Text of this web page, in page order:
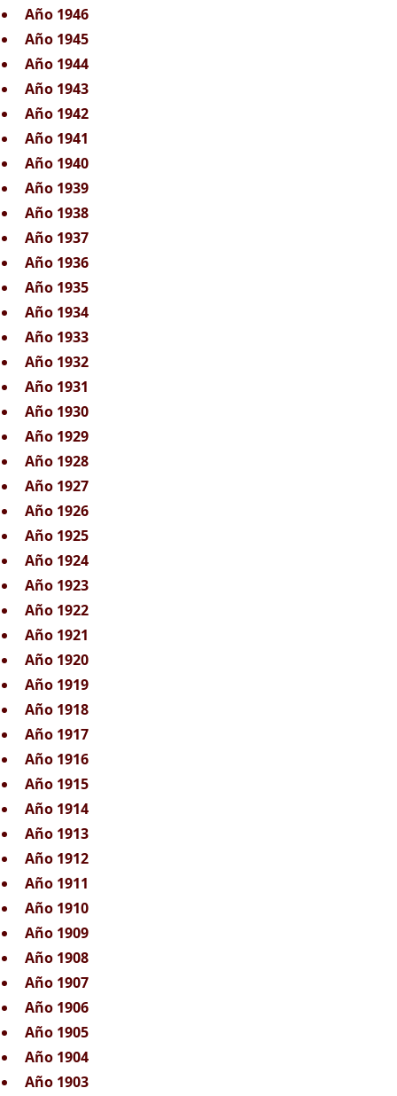
Año 1946
Año 1945
Año 1944
Año 1943
Año 1942
Año 1941
Año 1940
Año 1939
Año 1938
Año 1937
Año 1936
Año 1935
Año 1934
Año 1933
Año 1932
Año 1931
Año 1930
Año 1929
Año 1928
Año 1927
Año 1926
Año 1925
Año 1924
Año 1923
Año 1922
Año 1921
Año 1920
Año 1919
Año 1918
Año 1917
Año 1916
Año 1915
Año 1914
Año 1913
Año 1912
Año 1911
Año 1910
Año 1909
Año 1908
Año 1907
Año 1906
Año 1905
Año 1904
Año 1903